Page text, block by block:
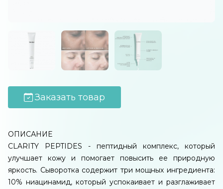
Заказать товар
ОПИСАНИЕ
CLARITY PEPTIDES - пептидный комплекс, который
улучшает кожу и помогает повысить ее природную
яркость. Сыворотка содержит три мощных ингредиента:
10% ниацинамид, который успокаивает и разглаживает